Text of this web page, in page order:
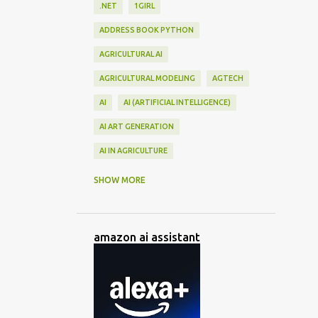
.NET 1GIRL
ADDRESS BOOK PYTHON
AGRICULTURAL AI
AGRICULTURAL MODELING AGTECH
AI AI (ARTIFICIAL INTELLIGENCE)
AI ART GENERATION
AI IN AGRICULTURE
BEGINNER PYTHON BOKEH
SHOW MORE
amazon ai assistant